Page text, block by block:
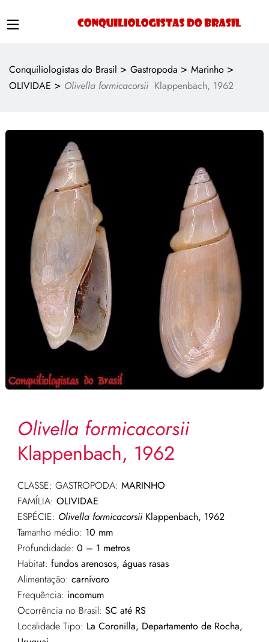
Conquiliologistas do Brasil > Gastropoda > Marinho >
OLIVIDAE > Olivella formicacorsii Klappenbach, 1962
Olivella formicacorsii
Klappenbach, 1962
CLASSE: GASTROPODA: MARINHO
FAMÍLIA: OLIVIDAE
ESPÉCIE: Olivella formicacorsiiKlappenbach, 1962
Tamanho médio: 10 mm
Profundidade: 0 – 1 metros
Habitat: fundos arenosos, águas rasas
Alimentação: carnívoro
Frequência: incomum
Ocorrência no Brasil: SC até RS
Localidade Tipo: La Coronilla, Departamento de Rocha,